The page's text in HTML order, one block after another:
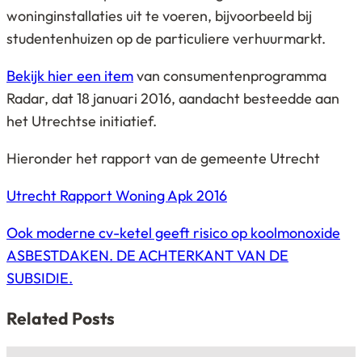
woninginstallaties uit te voeren, bijvoorbeeld bij
studentenhuizen op de particuliere verhuurmarkt.
Bekijk hier een itemvan consumentenprogramma
Radar, dat 18 januari 2016, aandacht besteedde aan
het Utrechtse initiatief.
Hieronder het rapport van de gemeente Utrecht
Utrecht Rapport Woning Apk 2016
Bericht
navigatie
Ook moderne cv-ketel geeft risico op koolmonoxide
ASBESTDAKEN. DE ACHTERKANT VAN DE
SUBSIDIE.
Related Posts